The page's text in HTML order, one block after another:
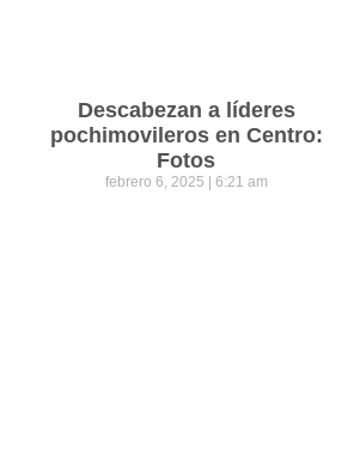
Descabezan a líderes
pochimovileros en Centro:
Fotos
febrero 6, 2025 6:21 am